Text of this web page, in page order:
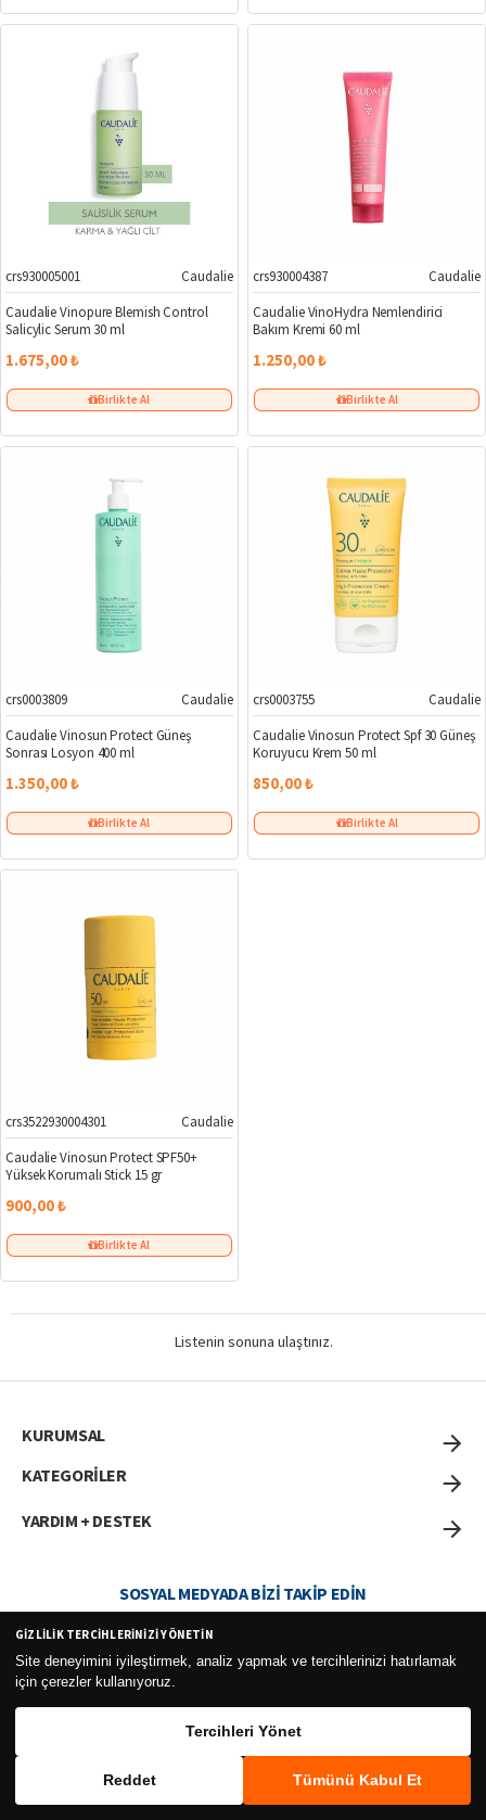
crs930005001
Caudalie
Caudalie Vinopure Blemish Control
Salicylic Serum 30 ml
1.675,00 ₺
Birlikte Al
crs930004387
Caudalie
Caudalie VinoHydra Nemlendirici
Bakım Kremi 60 ml
1.250,00 ₺
Birlikte Al
crs0003809
Caudalie
Caudalie Vinosun Protect Güneş
Sonrası Losyon 400 ml
1.350,00 ₺
Birlikte Al
crs0003755
Caudalie
Caudalie Vinosun Protect Spf 30 Güneş
Koruyucu Krem 50 ml
850,00 ₺
Birlikte Al
crs3522930004301
Caudalie
Caudalie Vinosun Protect SPF50+
Yüksek Korumalı Stick 15 gr
900,00 ₺
Birlikte Al
Listenin sonuna ulaştınız.
KURUMSAL
KATEGORİLER
YARDIM + DESTEK
SOSYAL MEDYADA BIZI TAKIP EDIN
GIZLILIK TERCIHLERINIZI YÖNETIN
Site deneyimini iyileştirmek, analiz yapmak ve tercihlerinizi hatırlamak
için çerezler kullanıyoruz.
Tercihleri Yönet
Reddet Tümünü Kabul Et